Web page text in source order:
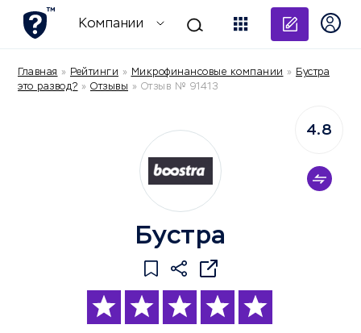
Компании
Главная » Рейтинги » Микрофинансовые компании » Бустра
это развод? » Отзывы » Отзыв № 91413
Бустра
4.8